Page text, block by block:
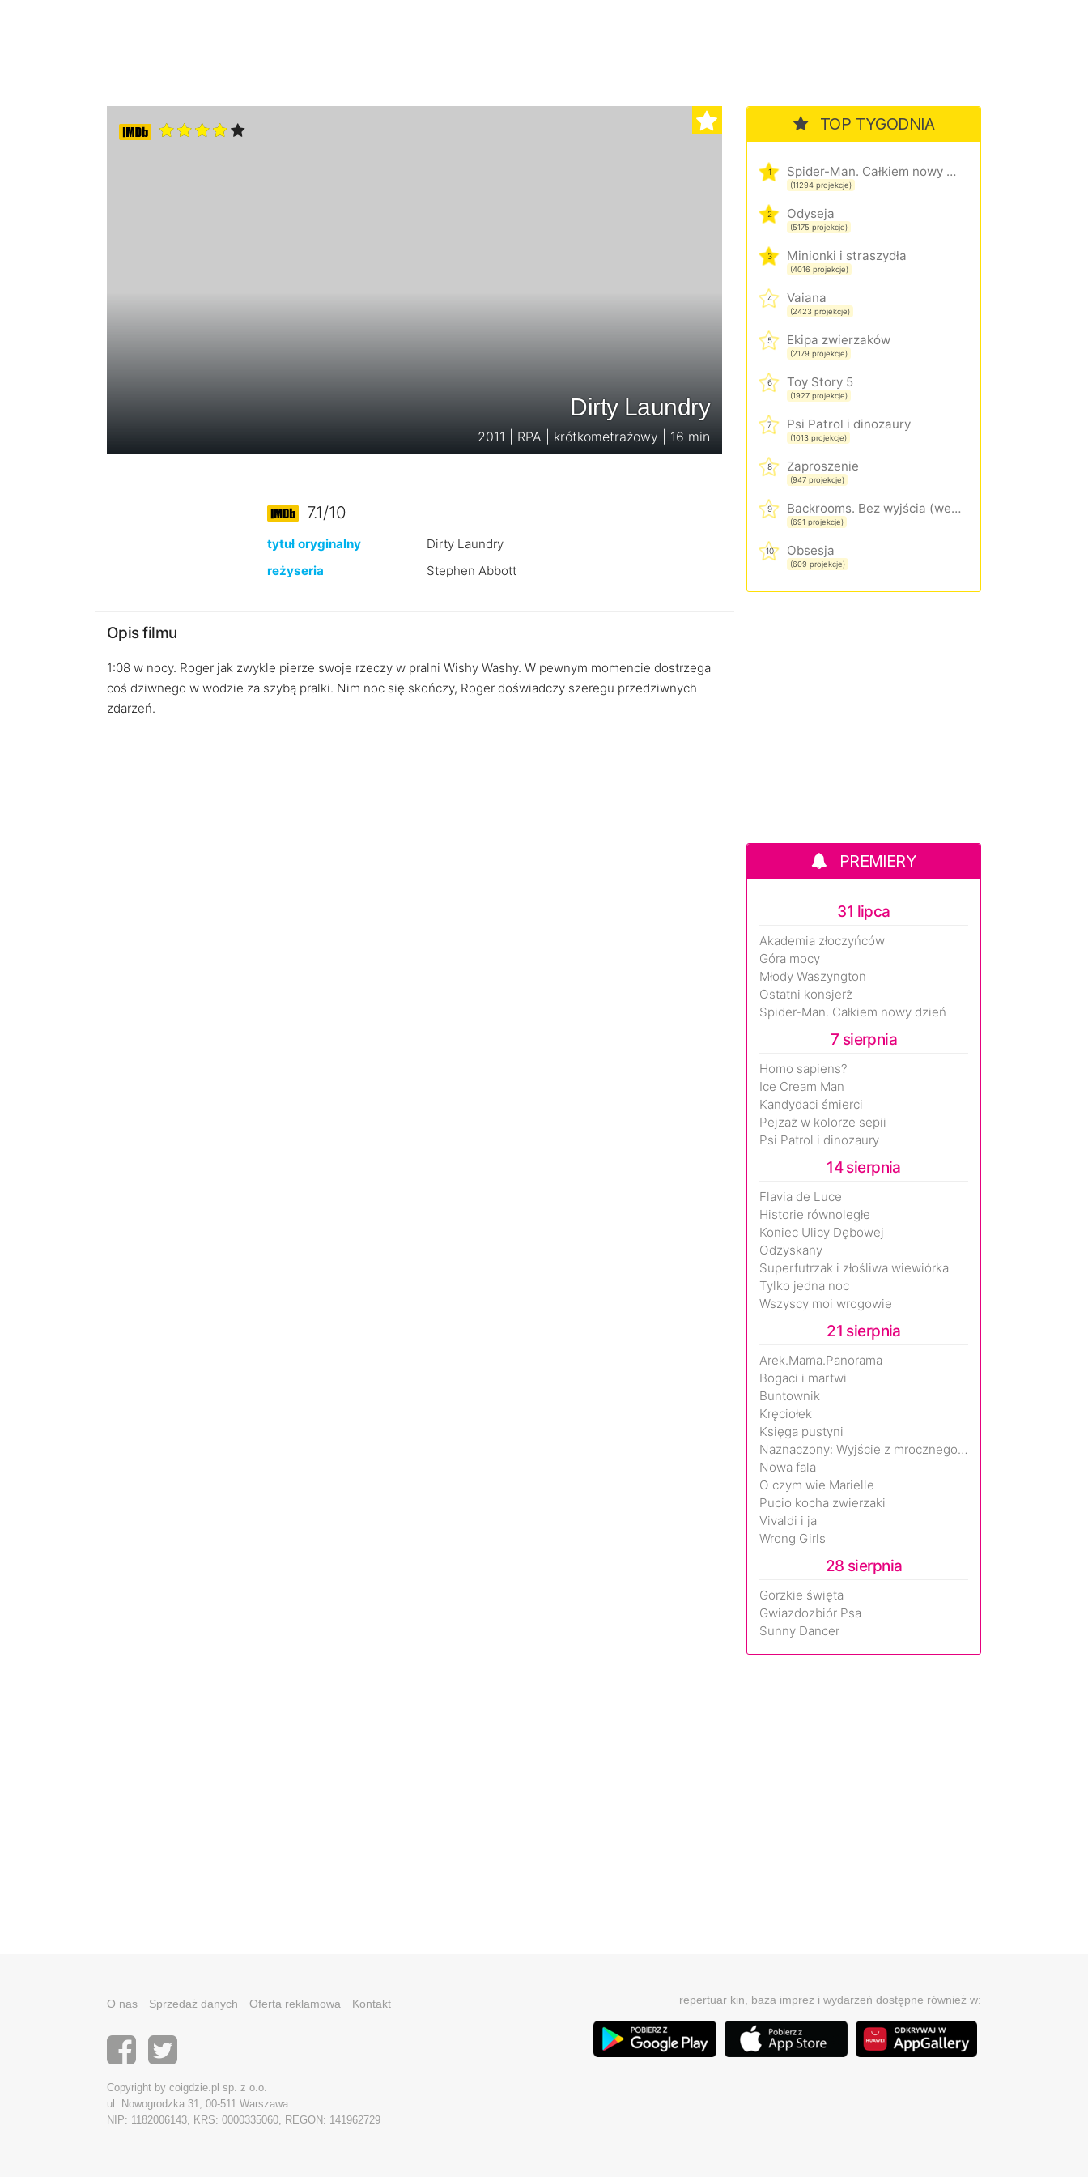
Dirty Laundry
2011 | RPA | krótkometrażowy | 16 min
7.1/10
tytuł oryginalny
Dirty Laundry
reżyseria
Stephen Abbott
Opis filmu
1:08 w nocy. Roger jak zwykle pierze swoje rzeczy w pralni Wishy Washy. W pewnym momencie dostrzega
coś dziwnego w wodzie za szybą pralki. Nim noc się skończy, Roger doświadczy szeregu przedziwnych
zdarzeń.
TOP TYGODNIA
1 Spider-Man. Całkiem nowy dzień
(11294 projekcje)
2 Odyseja
(5175 projekcje)
3 Minionki i straszydła
(4016 projekcje)
4 Vaiana
(2423 projekcje)
5 Ekipa zwierzaków
(2179 projekcje)
6 Toy Story 5
(1927 projekcje)
7 Psi Patrol i dinozaury
(1013 projekcje)
8 Zaproszenie
(947 projekcje)
9 Backrooms. Bez wyjścia (wersja rozszerzona)
(691 projekcje)
10 Obsesja
(609 projekcje)
PREMIERY
31 lipca
Akademia złoczyńców
Góra mocy
Młody Waszyngton
Ostatni konsjerż
Spider-Man. Całkiem nowy dzień
7 sierpnia
Homo sapiens?
Ice Cream Man
Kandydaci śmierci
Pejzaż w kolorze sepii
Psi Patrol i dinozaury
14 sierpnia
Flavia de Luce
Historie równoległe
Koniec Ulicy Dębowej
Odzyskany
Superfutrzak i złośliwa wiewiórka
Tylko jedna noc
Wszyscy moi wrogowie
21 sierpnia
Arek.Mama.Panorama
Bogaci i martwi
Buntownik
Kręciołek
Księga pustyni
Naznaczony: Wyjście z mrocznego wymiaru
Nowa fala
O czym wie Marielle
Pucio kocha zwierzaki
Vivaldi i ja
Wrong Girls
28 sierpnia
Gorzkie święta
Gwiazdozbiór Psa
Sunny Dancer
O nas Sprzedaż danych Oferta reklamowa Kontakt
Copyright by coigdzie.pl sp. z o.o.
ul. Nowogrodzka 31, 00-511 Warszawa
NIP: 1182006143, KRS: 0000335060, REGON: 141962729
repertuar kin, baza imprez i wydarzeń dostępne również w: